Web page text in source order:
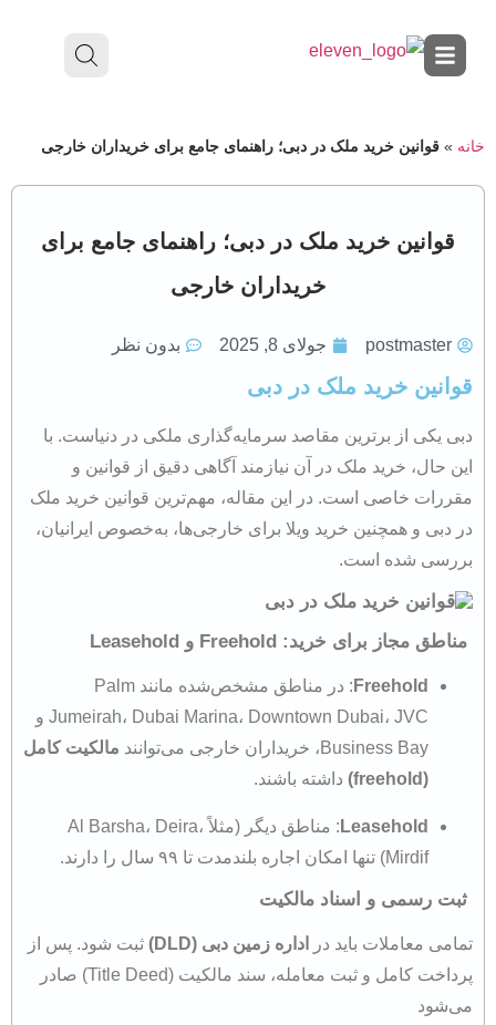
خانه » قوانین خرید ملک در دبی؛ راهنمای جامع برای خریداران خارجی
قوانین خرید ملک در دبی؛ راهنمای جامع برای
خریداران خارجی
postmaster جولای 8, 2025 بدون نظر
قوانین خرید ملک در دبی
دبی یکی از برترین مقاصد سرمایه‌گذاری ملکی در دنیاست. با
این حال، خرید ملک در آن نیازمند آگاهی دقیق از قوانین و
مقررات خاصی است. در این مقاله، مهم‌ترین قوانین خرید ملک
در دبی و همچنین خرید ویلا برای خارجی‌ها، به‌خصوص ایرانیان،
بررسی شده است.
مناطق مجاز برای خرید: Freehold و Leasehold
Freehold
: در مناطق مشخص‌شده مانند Palm
Jumeirah، Dubai Marina، Downtown Dubai، JVC و
Business Bay، خریداران خارجی می‌توانند
مالکیت کامل
(freehold)
داشته باشند.
Leasehold
: مناطق دیگر (مثلاً Al Barsha، Deira،
Mirdif) تنها امکان اجاره بلندمدت تا ۹۹ سال را دارند.
ثبت رسمی و اسناد مالکیت
تمامی معاملات باید در اداره زمین دبی (DLD)
ثبت شود. پس از
پرداخت کامل و ثبت معامله، سند مالکیت (Title Deed) صادر
می‌شود